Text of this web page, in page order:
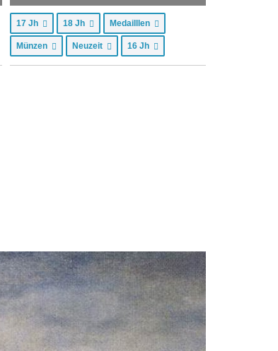
17 Jh 18 Jh Medailllen
Münzen Neuzeit 16 Jh